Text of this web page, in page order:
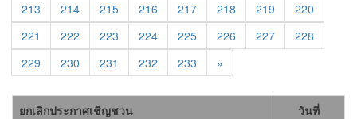
213
214 215 216 217 218 219
220
221
222 223 224 225 226 227
228
229
230 231 232 233 »
ยกเลิกประกาศเชิญชวน วันที่